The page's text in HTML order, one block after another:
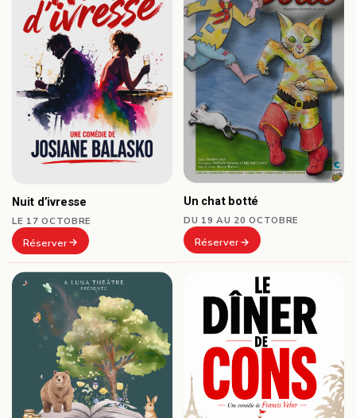
Nuit d’ivresse
LE 17 OCTOBRE
Réserver
Un chat botté
DU 19 AU 20 OCTOBRE
Réserver